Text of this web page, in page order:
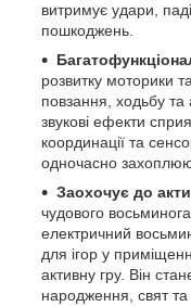
витримує удари,
пошкоджень.
розвитку моторики
повзання, ходьбу та
звукові ефекти
координації та
одночасно
Заохочує до
чудового
електричний
для ігор у
активну гру. Він
народження, свят та